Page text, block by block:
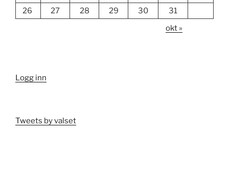
26
27 28 29 30
31
okt »
Logg inn
Tweets by valset